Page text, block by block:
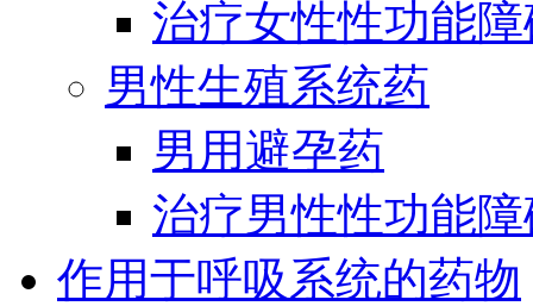
治疗女性性功能
男性生殖系统药
男用避孕药
治疗男性性功能
作用于呼吸系统的药物